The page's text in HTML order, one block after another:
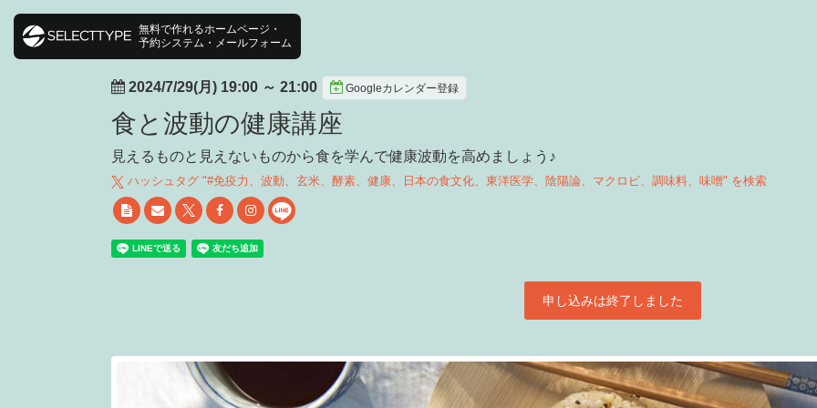
2024/7/29(月) 19:00 ～ 21:00 Googleカレンダー登録
食と波動の健康講座
見えるものと見えないものから食を学んで健康波動を高めましょう♪
ハッシュタグ "#免疫力、波動、玄米、酵素、健康、日本の食文化、東洋医学、陰陽論、マクロビ、調味料、味噌" を検索
申し込みは終了しました
無料で作れるホームページ・
予約システム・メールフォーム